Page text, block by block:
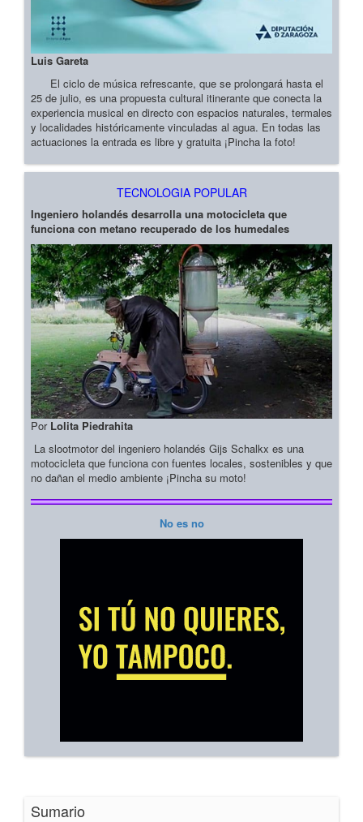
Luis Gareta
El ciclo de música refrescante, que se prolongará hasta el
25 de julio, es una propuesta cultural itinerante que conecta la
experiencia musical en directo con espacios naturales, termales
y localidades históricamente vinculadas al agua. En todas las
actuaciones la entrada es libre y gratuita ¡Pincha la foto!
TECNOLOGIA POPULAR
Ingeniero holandés desarrolla una motocicleta que
funciona con metano recuperado de los humedales
Por Lolita Piedrahita
La slootmotor del ingeniero holandés Gijs Schalkx es una
motocicleta que funciona con fuentes locales, sostenibles y que
no dañan el medio ambiente ¡Pincha su moto!
No es no
Sumario